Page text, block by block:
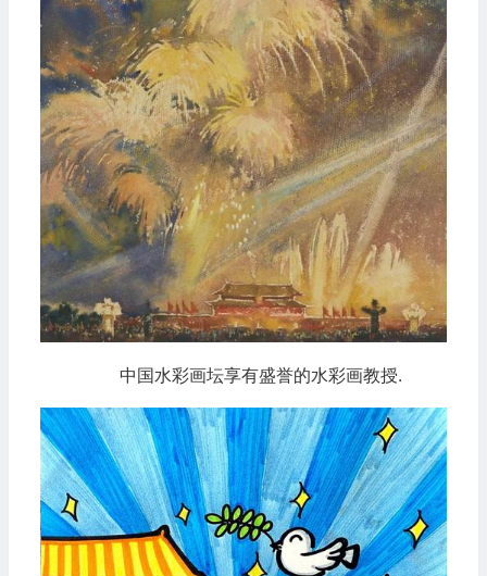
中国水彩画坛享有盛誉的水彩画教授.